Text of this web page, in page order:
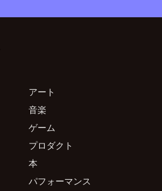
アート
音楽
ゲーム
プロダクト
本
パフォーマンス